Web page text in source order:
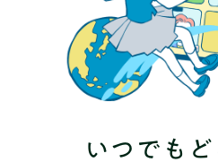
いつでもど